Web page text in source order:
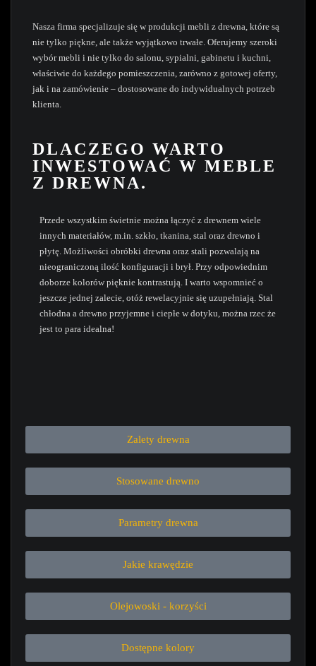
Nasza firma specjalizuje się w produkcji mebli z drewna, które są
nie tylko piękne, ale także wyjątkowo trwałe. Oferujemy szeroki
wybór mebli i nie tylko do salonu, sypialni, gabinetu i kuchni,
właściwie do każdego pomieszczenia, zarówno z gotowej oferty,
jak i na zamówienie – dostosowane do indywidualnych potrzeb
klienta.
DLACZEGO WARTO
INWESTOWAĆ W MEBLE
Z DREWNA.
Przede wszystkim świetnie można łączyć z drewnem wiele
innych materiałów, m.in. szkło, tkanina, stal oraz drewno i
płytę. Możliwości obróbki drewna oraz stali pozwalają na
nieograniczoną ilość konfiguracji i brył. Przy odpowiednim
doborze kolorów pięknie kontrastują. I warto wspomnieć o
jeszcze jednej zalecie, otóż rewelacyjnie się uzupełniają. Stal
chłodna a drewno przyjemne i ciepłe w dotyku, można rzec że
jest to para idealna!
Zalety drewna
Stosowane drewno
Parametry drewna
Jakie krawędzie
Olejowoski - korzyści
Dostępne kolory